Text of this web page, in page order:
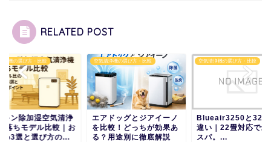
RELATED POST
浄機の選び方・比較
キン除加湿空気清浄
落ちモデル比較｜お
め3選と選び方の...
空気清浄機の選び方・比較
エアドッグとジアイーノ
を比較！どっちが効果あ
る？用途別に徹底解説
空気清浄機の選び方・比較
Blueair3250と
違い｜22畳対応で最
スパ。...